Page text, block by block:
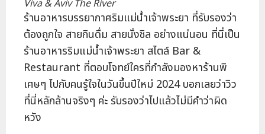
Viva & Aviv The River
ร้านอาหารบรรยากาศริมแม่น้ำเจ้าพระยา ที่รับรองว่า
ต้องถูกใจ สายกินดื่ม สายนั่งชิล อย่างแน่นอน ที่นี่เป็น
ร้านอาหารริมแม่น้ำเจ้าพระยา สไตล์ Bar &
Restaurant ที่ตอบโจทย์ใครที่กำลังมองหาร้านพิ
เศษๆ ไปกับคนรู้ใจในวันขึ้นปีใหม่ 2024 บอกเลยว่าวิว
ที่นี่หลักล้านจริงๆ ค่ะ รับรองว่าไปแล้วไม่มีคำว่าผิด
หวัง